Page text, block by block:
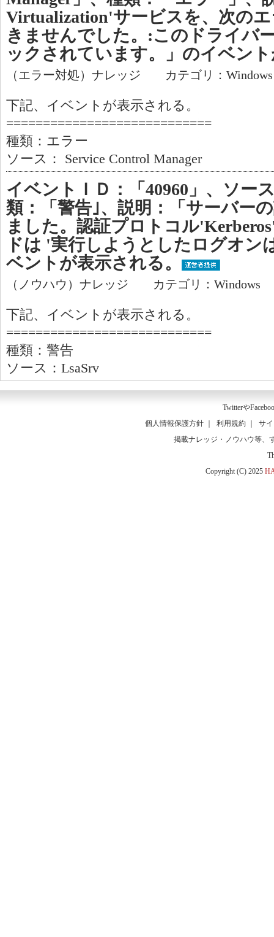
Virtualization'サービスを、次の
きませんでした。:このドライバ
ックされています。」のイベン
（エラー対処）ナレッジ カテゴリ：
下記、イベントが表示される。
============================
種類：エラー
ソース： Service Control Manager
イベントＩＤ：「40960」、ソー
類：「警告｣、説明：「サーバー
ました。認証プロトコル
ドは '実行しようとしたログオン
ベントが表示される。
（ノウハウ）ナレッジ カテゴリ：Windows
下記、イベントが表示される。
============================
種類：警告
ソース：LsaSrv
Twitterや
個人情報保護方針
利用規約
サ
掲載ナレッジ・ノウハウ等、
Copyright (C) 2025